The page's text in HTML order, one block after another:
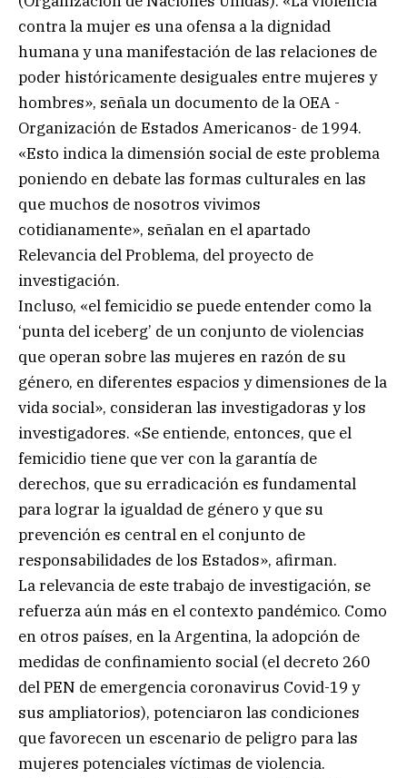
contra la mujer es una ofensa a la dignidad
humana y una manifestación de las relaciones de
poder históricamente desiguales entre mujeres y
hombres», señala un documento de la OEA -
Organización de Estados Americanos- de 1994.
«Esto indica la dimensión social de este problema
poniendo en debate las formas culturales en las
que muchos de nosotros vivimos
cotidianamente», señalan en el apartado
Relevancia del Problema, del proyecto de
investigación.
Incluso, «el femicidio se puede entender como la
‘punta del iceberg’ de un conjunto de violencias
que operan sobre las mujeres en razón de su
género, en diferentes espacios y dimensiones de la
vida social», consideran las investigadoras y los
investigadores. «Se entiende, entonces, que el
femicidio tiene que ver con la garantía de
derechos, que su erradicación es fundamental
para lograr la igualdad de género y que su
prevención es central en el conjunto de
responsabilidades de los Estados», afirman.
La relevancia de este trabajo de investigación, se
refuerza aún más en el contexto pandémico. Como
en otros países, en la Argentina, la adopción de
medidas de confinamiento social (el decreto 260
del PEN de emergencia coronavirus Covid-19 y
sus ampliatorios), potenciaron las condiciones
que favorecen un escenario de peligro para las
mujeres potenciales víctimas de violencia.